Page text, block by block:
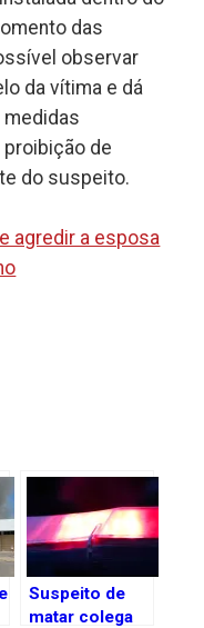
das
observar
da vítima e dá
medidas
proibição de
do suspeito.
agredir a esposa
Suspeito de
matar colega